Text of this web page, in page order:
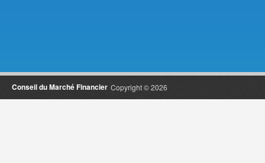
Copyright © 2026
Conseil du Marché Financier